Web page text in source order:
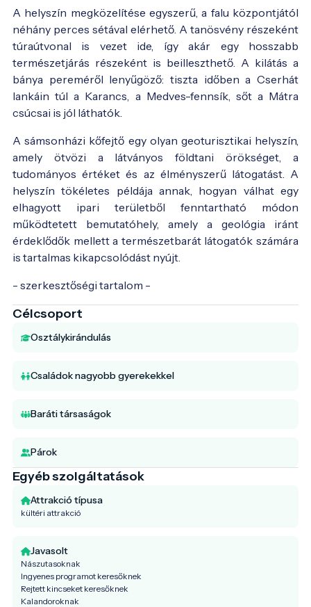
A helyszín megközelítése egyszerű, a falu központjától
néhány perces sétával elérhető. A tanösvény részeként
túraútvonal is vezet ide, így akár egy hosszabb
természetjárás részeként is beilleszthető. A kilátás a
bánya pereméről lenyűgöző: tiszta időben a Cserhát
lankáin túl a Karancs, a Medves-fennsík, sőt a Mátra
csúcsai is jól láthatók.
A sámsonházi kőfejtő egy olyan geoturisztikai helyszín,
amely ötvözi a látványos földtani örökséget, a
tudományos értéket és az élményszerű látogatást. A
helyszín tökéletes példája annak, hogyan válhat egy
elhagyott ipari területből fenntartható módon
működtetett bemutatóhely, amely a geológia iránt
érdeklődők mellett a természetbarát látogatók számára
is tartalmas kikapcsolódást nyújt.
- szerkesztőségi tartalom -
Célcsoport
Osztálykirándulás
Családok nagyobb gyerekekkel
Baráti társaságok
Párok
Egyéb szolgáltatások
Attrakció típusa
kültéri attrakció
Javasolt
Nászutasoknak
Ingyenes programot keresőknek
Rejtett kincseket keresőknek
Kalandoroknak